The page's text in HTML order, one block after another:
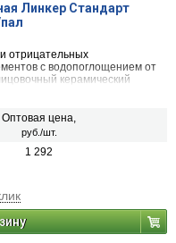
Линкер Стандарт
отрицательных
с водопоглощением от
керамический
Оптовая цена,
руб./шт.
1 292